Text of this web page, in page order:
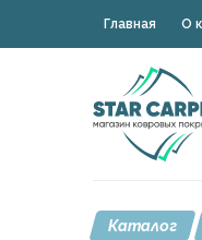
Главная О
Каталог